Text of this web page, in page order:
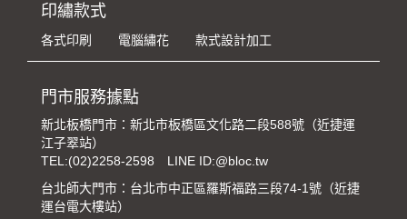
印繡款式
各式印刷 電腦繡花 款式設計加工
門市服務據點
新北板橋門市：新北市板橋區文化路二段588號（近捷運
江子翠站）
TEL:(02)2258-2598
LINE ID:@bloc.tw
台北師大門市：台北市中正區羅斯福路三段74-1號（近捷
運台電大樓站）